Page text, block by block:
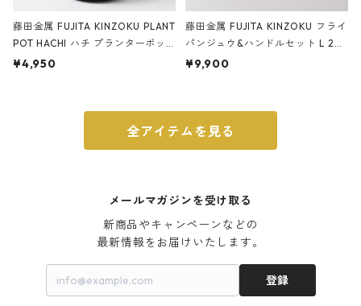
藤田金属 FUJITA KINZOKU PLANT
POT HACHI ハチ プランターポッ
ト 3号 ブラック
¥4,950
藤田金属 FUJITA KINZOKU フライ
パンジュウ&ハンドルセット L 24c
m ガス火・IH対応 鉄フライパン
¥9,900
全アイテムを見る
メールマガジンを受け取る
新商品やキャンペーンなどの
最新情報をお届けいたします。
登録